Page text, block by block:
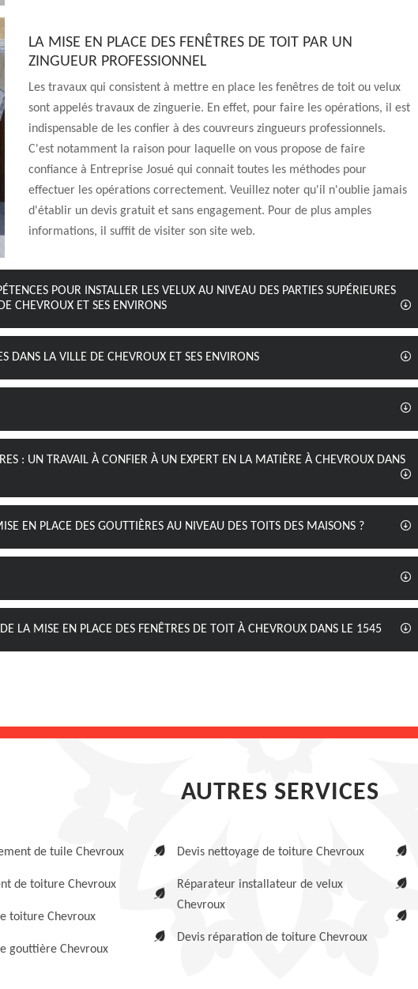
LA MISE EN PLACE DES FENÊTRES DE TOIT PAR UN
ZINGUEUR PROFESSIONNEL
Les travaux qui consistent à mettre en place les fenêtres de toit ou velux
sont appelés travaux de zinguerie. En effet, pour faire les opérations, il est
indispensable de les confier à des couvreurs zingueurs professionnels.
C'est notamment la raison pour laquelle on vous propose de faire
confiance à Entreprise Josué qui connait toutes les méthodes pour
effectuer les opérations correctement. Veuillez noter qu'il n'oublie jamais
d'établir un devis gratuit et sans engagement. Pour de plus amples
informations, il suffit de visiter son site web.
POUR INSTALLER LES VELUX AU NIVEAU DES PARTIES SUPÉRIEURES
CHEVROUX ET SES ENVIRONS
DANS LA VILLE DE CHEVROUX ET SES ENVIRONS
: UN TRAVAIL À CONFIER À UN EXPERT EN LA MATIÈRE À CHEVROUX DANS
EN PLACE DES GOUTTIÈRES AU NIVEAU DES TOITS DES MAISONS ?
LA MISE EN PLACE DES FENÊTRES DE TOIT À CHEVROUX DANS LE 1545
AUTRES SERVICES
de tuile Chevroux
de toiture Chevroux
toiture Chevroux
gouttière Chevroux
Devis nettoyage de toiture Chevroux
Réparateur installateur de velux
Chevroux
Devis réparation de toiture Chevroux